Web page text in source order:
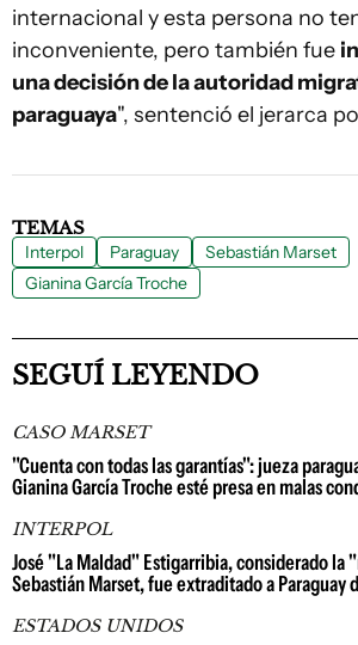
internacional y esta persona no
inconveniente, pero también fue
una decisión de la autoridad
paraguaya", sentenció el jerarca
TEMAS
Interpol Paraguay
Sebastián Marset
Gianina García Troche
SEGUÍ LEYENDO
CASO MARSET
"Cuenta con todas las garantías": jueza
Gianina García Troche esté presa en malas
INTERPOL
José "La Maldad" Estigarribia, considerado la
Sebastián Marset, fue extraditado a Paraguay
ESTADOS UNIDOS